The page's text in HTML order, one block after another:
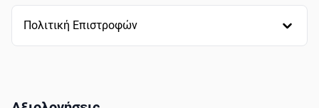
Πολιτική Επιστροφών